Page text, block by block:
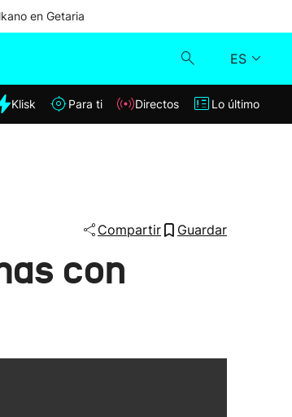
en Getaria
ES
Klisk
Klisk Para ti Directos Lo último
Compartir Guardar
con